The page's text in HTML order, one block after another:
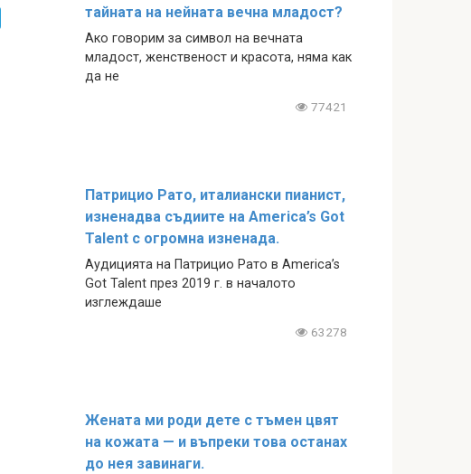
тайната на нейната вечна младост?
Ако говорим за символ на вечната
младост, женственост и красота, няма как
да не
77421
Патрицио Рато, италиански пианист,
изненадва съдиите на America’s Got
Talent с огромна изненада.
Аудицията на Патрицио Рато в America’s
Got Talent през 2019 г. в началото
изглеждаше
63278
Жената ми роди дете с тъмен цвят
на кожата — и въпреки това останах
до нея завинаги.